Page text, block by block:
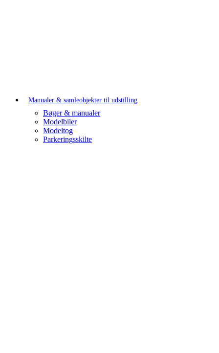
Manualer & samleobjekter til udstilling
Bøger & manualer
Modelbiler
Modeltog
Parkeringsskilte